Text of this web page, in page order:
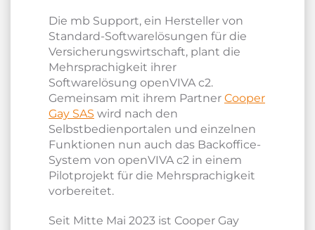
Die mb Support, ein Hersteller von
Standard-Softwarelösungen für die
Versicherungswirtschaft, plant die
Mehrsprachigkeit ihrer
Softwarelösung openVIVA c2.
Gemeinsam mit ihrem Partner Cooper
Gay SAS wird nach den
Selbstbedienportalen und einzelnen
Funktionen nun auch das Backoffice-
System von openVIVA c2 in einem
Pilotprojekt für die Mehrsprachigkeit
vorbereitet.
Seit Mitte Mai 2023 ist Cooper Gay